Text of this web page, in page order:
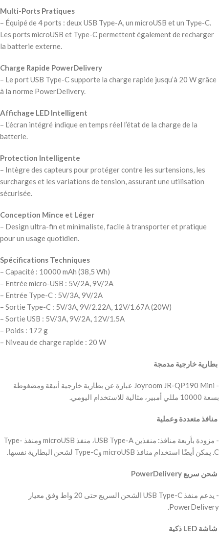
Multi-Ports Pratiques
– Équipé de 4 ports : deux USB Type-A, un microUSB et un Type-C.
Les ports microUSB et Type-C permettent également de recharger
la batterie externe.
Charge Rapide PowerDelivery
– Le port USB Type-C supporte la charge rapide jusqu’à 20 W grâce
à la norme PowerDelivery.
Affichage LED Intelligent
– L’écran intégré indique en temps réel l’état de la charge de la
batterie.
Protection Intelligente
– Intègre des capteurs pour protéger contre les surtensions, les
surcharges et les variations de tension, assurant une utilisation
sécurisée.
Conception Mince et Léger
– Design ultra-fin et minimaliste, facile à transporter et pratique
pour un usage quotidien.
Spécifications Techniques
– Capacité : 10000 mAh (38,5 Wh)
– Entrée micro-USB : 5V/2A, 9V/2A
– Entrée Type-C : 5V/3A, 9V/2A
– Sortie Type-C : 5V/3A, 9V/2.22A, 12V/1.67A (20W)
– Sortie USB : 5V/3A, 9V/2A, 12V/1.5A
– Poids : 172 g
– Niveau de charge rapide : 20 W
‫ بطارية خارجية مدمجة
‫- Joyroom JR-QP190 Mini عبارة عن بطارية خارجية أنيقة ومضغوطة
‫ منافذ متعددة وعملية
‫- مزودة بأربعة منافذ: منفذين USB Type-A، منفذ microUSB ومنفذ Type-
‫ شحن سريع PowerDelivery
‫- يدعم منفذ USB Type-C الشحن السريع حتى 20 واط وفق معيار
‫ شاشة LED ذكية